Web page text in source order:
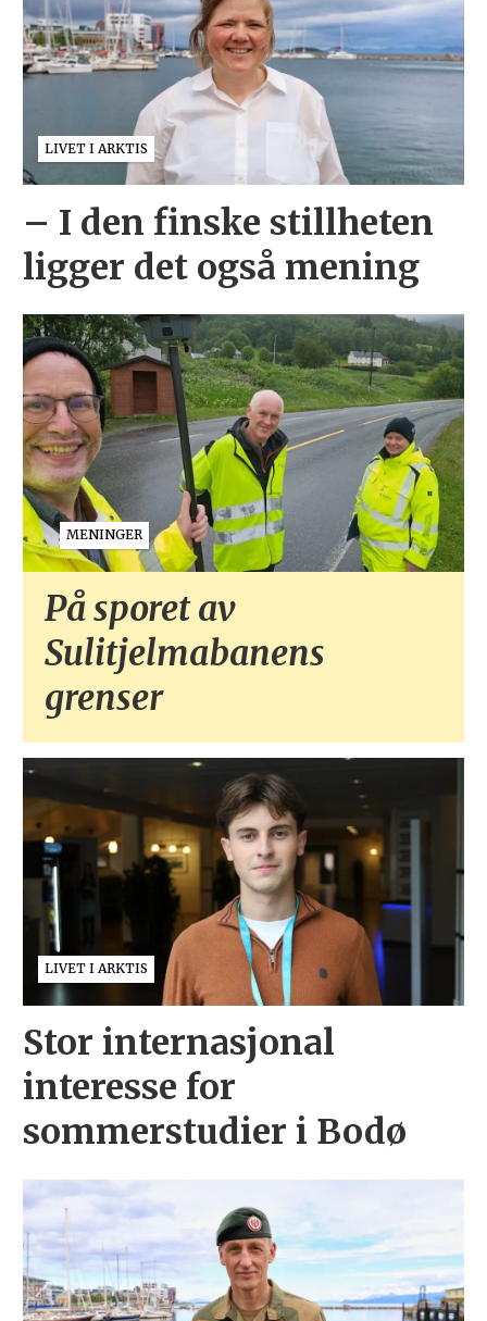
LIVET I ARKTIS
– I den finske stillheten
ligger det også mening
MENINGER
På sporet av
Sulitjelmabanens
grenser
LIVET I ARKTIS
Stor internasjonal
interesse for
sommerstudier i Bodø